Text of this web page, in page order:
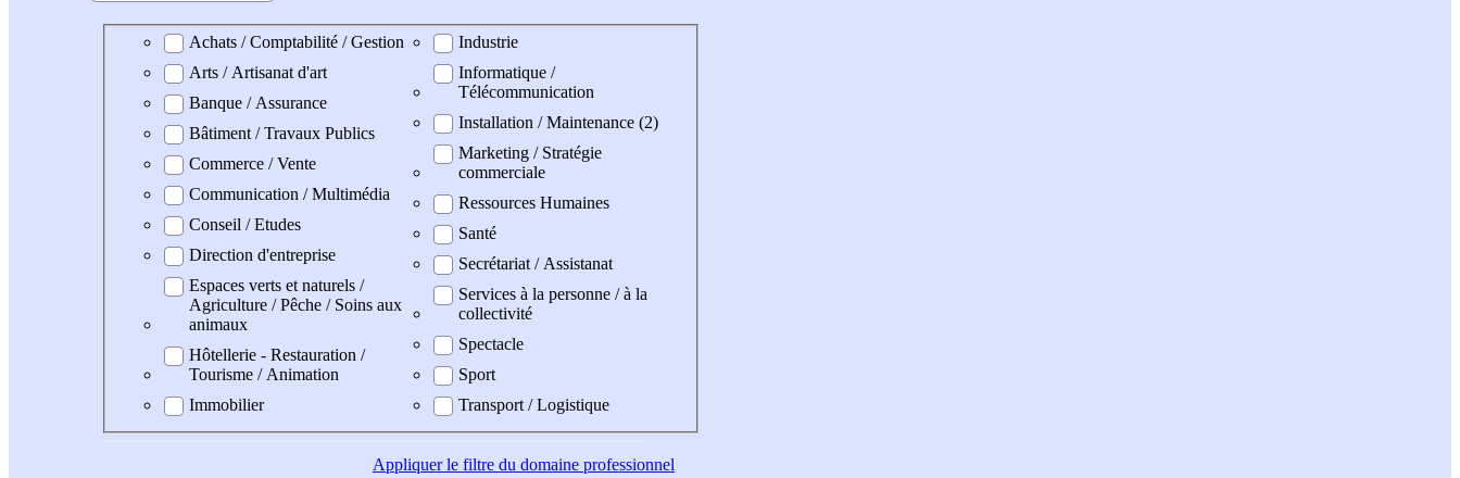
Domaine professionel
Achats / Comptabilité / Gestion
Arts / Artisanat d'art
Banque / Assurance
Bâtiment / Travaux Publics
Commerce / Vente
Communication / Multimédia
Conseil / Etudes
Direction d'entreprise
Espaces verts et naturels /
Agriculture / Pêche / Soins aux
animaux
Hôtellerie - Restauration /
Tourisme / Animation
Immobilier
Industrie
Informatique /
Télécommunication
Installation / Maintenance (2)
Marketing / Stratégie
commerciale
Ressources Humaines
Santé
Secrétariat / Assistanat
Services à la personne / à la
collectivité
Spectacle
Sport
Transport / Logistique
Appliquerle filtre du domaine professionnel